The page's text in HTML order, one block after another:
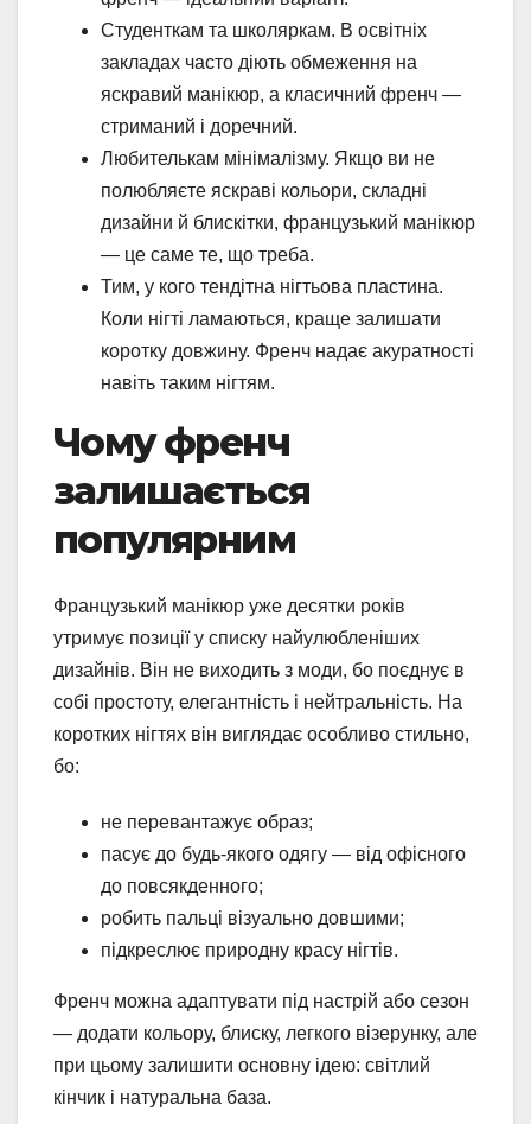
Студенткам та школяркам. В освітніх
закладах часто діють обмеження на
яскравий манікюр, а класичний френч —
стриманий і доречний.
Любителькам мінімалізму. Якщо ви не
полюбляєте яскраві кольори, складні
дизайни й блискітки, французький манікюр
— це саме те, що треба.
Тим, у кого тендітна нігтьова пластина.
Коли нігті ламаються, краще залишати
коротку довжину. Френч надає акуратності
навіть таким нігтям.
Чому френч
залишається
популярним
Французький манікюр уже десятки років
утримує позиції у списку найулюбленіших
дизайнів. Він не виходить з моди, бо поєднує в
собі простоту, елегантність і нейтральність. На
коротких нігтях він виглядає особливо стильно,
бо:
не перевантажує образ;
пасує до будь-якого одягу — від офісного
до повсякденного;
робить пальці візуально довшими;
підкреслює природну красу нігтів.
Френч можна адаптувати під настрій або сезон
— додати кольору, блиску, легкого візерунку, але
при цьому залишити основну ідею: світлий
кінчик і натуральна база.